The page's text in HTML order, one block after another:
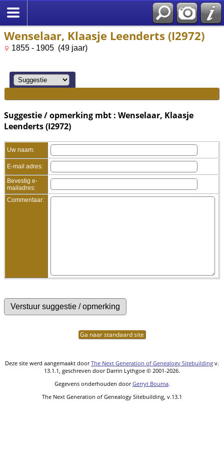
Wenselaar, Klaasje Leenderts (I2972)
1855 - 1905 (49 jaar)
Suggestie / opmerking mbt : Wenselaar, Klaasje
Leenderts (I2972)
Uw naam:
E-mail adres:
Bevestig e-
mailadres:
Commentaar:
Ga naar standaard site
Deze site werd aangemaakt doorThe Next Generation of Genealogy Sitebuilding v.
13.1.1, geschreven door Darrin Lythgoe © 2001-2026.
Gegevens onderhouden doorGerryt Bouma.
The Next Generation of Genealogy Sitebuilding, v.13.1